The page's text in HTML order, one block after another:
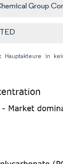
Group
Hauptakteure in